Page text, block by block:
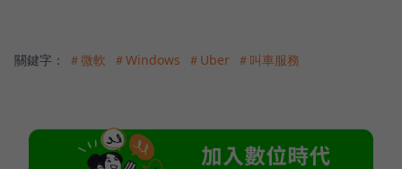
關鍵字： ＃微軟 ＃Windows ＃Uber ＃叫車服務